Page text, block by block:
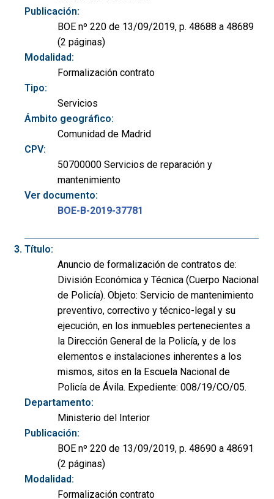
Publicación:
BOE nº 220 de 13/09/2019, p. 48688 a 48689
(2 páginas)
Modalidad:
Formalización contrato
Tipo:
Servicios
Ámbito geográfico:
Comunidad de Madrid
CPV:
50700000 Servicios de reparación y
mantenimiento
Ver documento:
BOE-B-2019-37781
Título:
Anuncio de formalización de contratos de:
División Económica y Técnica (Cuerpo Nacional
de Policía). Objeto: Servicio de mantenimiento
preventivo, correctivo y técnico-legal y su
ejecución, en los inmuebles pertenecientes a
la Dirección General de la Policía, y de los
elementos e instalaciones inherentes a los
mismos, sitos en la Escuela Nacional de
Policía de Ávila. Expediente: 008/19/CO/05.
Departamento:
Ministerio del Interior
Publicación:
BOE nº 220 de 13/09/2019, p. 48690 a 48691
(2 páginas)
Modalidad:
Formalización contrato